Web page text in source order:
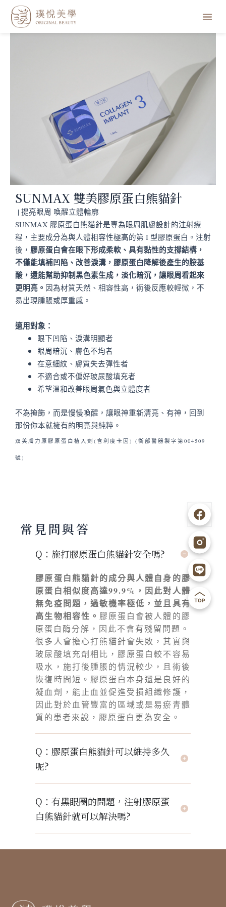
選
單
SUNMAX 雙美膠原蛋白熊貓針
| 提亮眼周 喚醒立體輪廓
SUNMAX 膠原蛋白熊貓針是專為眼周肌膚設計的注射療
程，主要成分為與人體相容性極高的第 I 型膠原蛋白。注射
後， 膠原蛋白會在眼下形成柔軟、具有黏性的支撐結構，
不僅能填補凹陷、改善淚溝，膠原蛋白降解後產生的胺基
酸，還能幫助抑制黑色素生成，淡化暗沉，讓眼周看起來
更明亮。 因為材質天然、相容性高，術後反應較輕微，不
易出現腫脹或厚重感。
適用對象：
眼下凹陷、淚溝明顯者
眼周暗沉、膚色不均者
在意細紋、膚質失去彈性者
不適合或不偏好玻尿酸填充者
希望溫和改善眼周氣色與立體度者
不為掩飾，而是慢慢喚醒，讓眼神重新清亮、有神，回到
那份你本就擁有的明亮與純粹。
双美膚力原膠原蛋白植入劑(含利度卡因) (衛部醫器製字第004509
號)
常見問與答
Q：施打膠原蛋白熊貓針安全嗎?
膠原蛋白熊貓針的成分與人體自身的膠
原蛋白相似度高達99.9%，因此對人體
無免疫問題，過敏機率極低，並且具有
高生物相容性。 膠原蛋白會被人體的膠
原蛋白酶分解，因此不會有殘留問題。
很多人會擔心打熊貓針會失敗，其實與
玻尿酸填充劑相比，膠原蛋白較不容易
吸水，施打後腫脹的情況較少，且術後
恢復時間短。膠原蛋白本身還是良好的
凝血劑，能止血並促進受損組織修護，
因此對於血管豐富的區域或是易瘀青體
質的患者來說，膠原蛋白更為安全。
Q：膠原蛋白熊貓針可以維持多久
呢?
Q：有黑眼圈的問題，注射膠原蛋
白熊貓針就可以解決嗎?
F
b
I
g
L
i
n
e
1
B
a
c
k
t